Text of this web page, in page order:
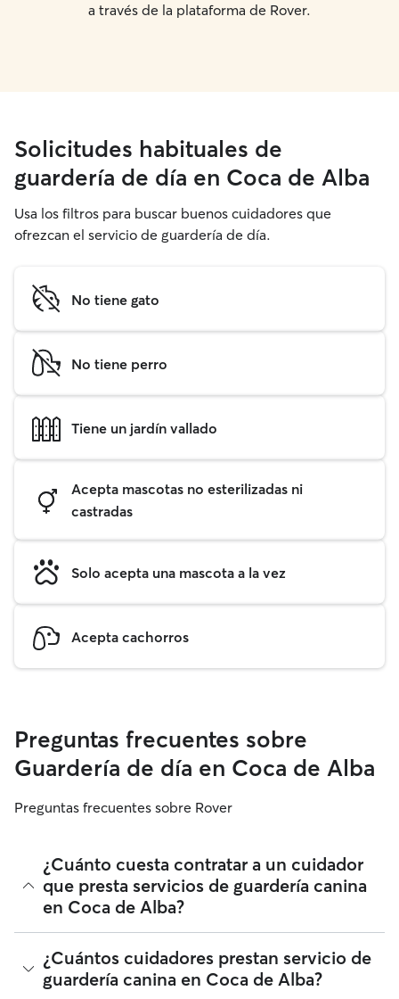
a través de la plataforma de Rover.
Solicitudes habituales de
guardería de día en Coca de Alba
Usa los filtros para buscar buenos cuidadores que
ofrezcan el servicio de guardería de día.
No tiene gato
No tiene perro
Tiene un jardín vallado
Acepta mascotas no esterilizadas ni
castradas
Solo acepta una mascota a la vez
Acepta cachorros
Preguntas frecuentes sobre
Guardería de día en Coca de Alba
Preguntas frecuentes sobre Rover
¿Cuánto cuesta contratar a un cuidador
que presta servicios de guardería canina
en Coca de Alba?
Los cuidadores en Rover tienen plena libertad para fijar sus
tarifas. El coste medio de un cuidador con guardería para
perros en Coca de Alba en Rover en agosto 2026 fue de
¿Cuántos cuidadores prestan servicio de
guardería canina en Coca de Alba?